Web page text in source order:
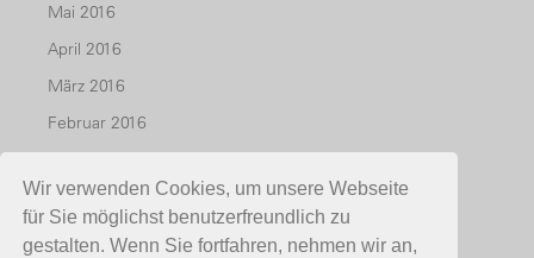
Wir verwenden Cookies, um unsere Webseite
für Sie möglichst benutzerfreundlich zu
gestalten. Wenn Sie fortfahren, nehmen wir an,
Mai 2016
April 2016
März 2016
Februar 2016
Januar 2016
Dezember 2015
November 2015